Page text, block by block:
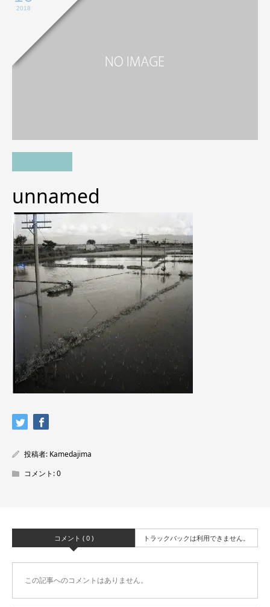
2018
unnamed
投稿者: Kamedajima
コメント:0
コメント ( 0 ) トラックバックは利用できません。
この記事へのコメントはありません。